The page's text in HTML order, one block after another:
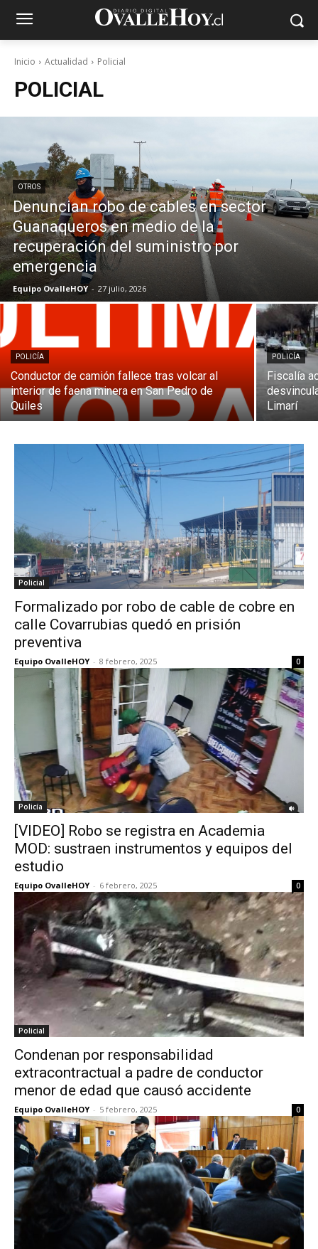
Inicio Actualidad Policial
POLICIAL
OTROS
Denuncian robo de cables en sector
Guanaqueros en medio de la
recuperación del suministro por
emergencia
Equipo OvalleHOY - 27 julio, 2026
POLICÍA
Conductor de camión fallece tras volcar al
interior de faena minera en San Pedro de
Quiles
POLICÍA
Fiscalía
Limarí
Policial
Formalizado por robo de cable de cobre en
calle Covarrubias quedó en prisión
preventiva
Equipo OvalleHOY - 8 febrero, 2025 0
Policía
[VIDEO] Robo se registra en Academia
MOD: sustraen instrumentos y equipos del
estudio
Equipo OvalleHOY - 6 febrero, 2025 0
Policial
Condenan por responsabilidad
extracontractual a padre de conductor
menor de edad que causó accidente
Equipo OvalleHOY - 5 febrero, 2025 0